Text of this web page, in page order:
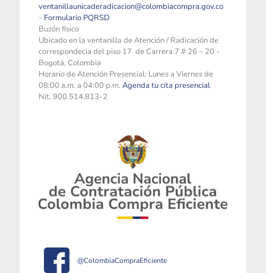
ventanillaunicaderadicacion@colombiacompra.gov.co
- Formulario PQRSD
Buzón físico
Ubicado en la ventanilla de Atención / Radicación de
correspondecia del piso 17 de Carrera 7 # 26 – 20 -
Bogotá, Colombia
Horario de Atención Presencial: Lunes a Viernes de
08:00 a.m. a 04:00 p.m. Agenda tu cita presencial
Nit. 900.514.813-2
@ColombiaCompraEficiente